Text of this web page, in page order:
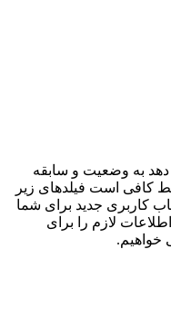
به وضعیت و سابقه
کافی است فیلدهای زیر
کاربری جدید برای شما
لازم را برای
خواهیم.